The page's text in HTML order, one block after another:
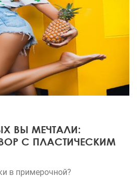
ВЫ МЕЧТАЛИ:
С ПЛАСТИЧЕСКИМ
в примерочной?